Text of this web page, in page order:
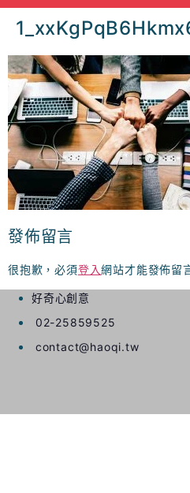
發佈留言
很抱歉，必須登入網站才能發佈留
好奇心創意
02-25859525
contact@haoqi.tw